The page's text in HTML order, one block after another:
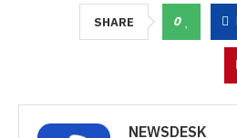
SHARE 0
NEWSDESK